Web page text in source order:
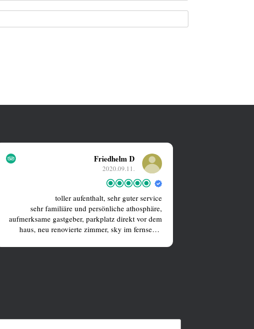
Friedhelm D
2020.09.11.
toller aufenthalt, sehr guter service
sehr familiäre und persönliche athosphäre,
aufmerksame gastgeber, parkplatz direkt vor dem
haus, neu renovierte zimmer, sky im fernseher
wildspezialitäten